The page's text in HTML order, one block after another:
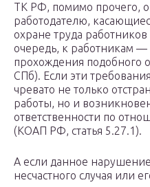
ТК РФ, помимо прочего,
работодателю,
охране труда
очередь, к работникам —
прохождения подобного
СПб). Если эти
чревато не только
работы, но и
ответственности по
(КОАП РФ, статья 5.27.1).
А если данное
несчастного случая или